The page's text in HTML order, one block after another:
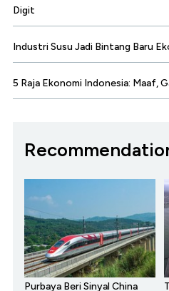
Digit
Industri Susu Jadi Bintang Baru
5 Raja Ekonomi Indonesia: Maaf,
Purbaya Beri Sinyal China